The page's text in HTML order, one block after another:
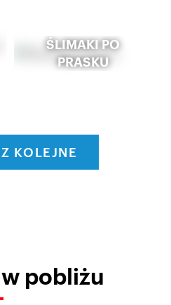
ŚLIMAKI PO
PRASKU
KOLEJNE
pobliżu